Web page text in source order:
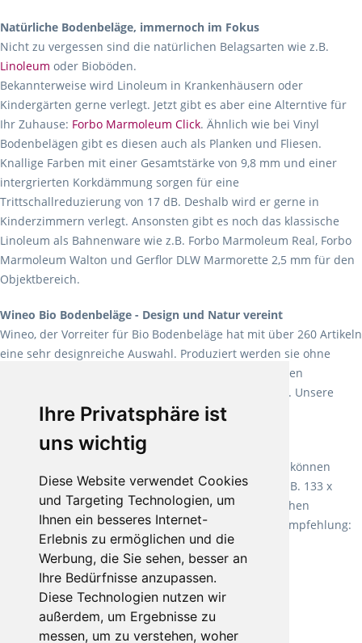
Ihre Privatsphäre ist
uns wichtig
Diese Website verwendet Cookies
und Targeting Technologien, um
Ihnen ein besseres Internet-
Erlebnis zu ermöglichen und die
Werbung, die Sie sehen, besser an
Ihre Bedürfnisse anzupassen.
Diese Technologien nutzen wir
außerdem, um Ergebnisse zu
messen, um zu verstehen, woher
Natürliche Bodenbeläge, immernoch im Fokus
Nicht zu vergessen sind die natürlichen Belagsarten wie z.B.
Linoleum oder Bioböden.
Bekannterweise wird Linoleum in Krankenhäusern oder
Kindergärten gerne verlegt. Jetzt gibt es aber eine Alterntive für
Ihr Zuhause: Forbo Marmoleum Click. Ähnlich wie bei Vinyl
Bodenbelägen gibt es diesen auch als Planken und Fliesen.
Knallige Farben mit einer Gesamtstärke von 9,8 mm und einer
intergrierten Korkdämmung sorgen für eine
Trittschallreduzierung von 17 dB. Deshalb wird er gerne in
Kinderzimmern verlegt. Ansonsten gibt es noch das klassische
Linoleum als Bahnenware wie z.B. Forbo Marmoleum Real, Forbo
Marmoleum Walton und Gerflor DLW Marmorette 2,5 mm für den
Objektbereich.
Wineo Bio Bodenbeläge - Design und Natur vereint
Wineo, der Vorreiter für Bio Bodenbeläge hat mit über 260 Artikeln
eine sehr designreiche Auswahl. Produziert werden sie ohne
Weichmacher und Lösungsmittel. Mit allen verfügbaren
Verlegearten ist er für jegliche Bauvorhaben attraktiv. Unsere
Empfehlung:Wineo 1000 Multi Layer XXL.
Teppiche für ein angenehmes Laufgefühl
machen es schon lange vor. Sie können
Teppich in Ihrem gewünschten Sondermaß kaufen, z.B. 133 x
60cm. Vor allem in Schlafzimmern aufgrund der weichen
Oberfläche ein sehr beliebter Zusatzboden. Unsere Empfehlung:
Fletco Fluffy und Fletco Hermelin